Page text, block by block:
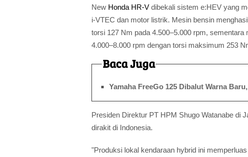
New Honda HR-V dibekali sistem e:HEV yang
i-VTEC dan motor listrik. Mesin bensin
torsi 127 Nm pada 4.500–5.000 rpm,
4.000–8.000 rpm dengan torsi maksimum 253
Baca Juga
Yamaha FreeGo 125 Dibalut Warna
Presiden Direktur PT HPM Shugo Watanabe di
dirakit di Indonesia.
"Produksi lokal kendaraan hybrid ini